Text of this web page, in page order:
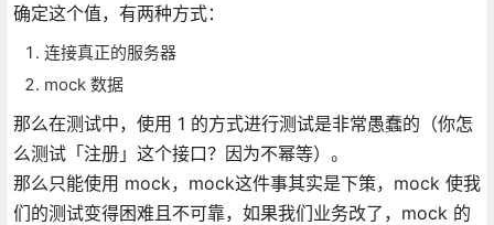
确定这个值，有两种方式：
连接真正的服务器
mock 数据
那么在测试中，使用 1 的方式进行测试是非常愚蠢的（你怎
么测试「注册」这个接口？因为不幂等）。
那么只能使用 mock，mock这件事其实是下策，mock 使我
们的测试变得困难且不可靠，如果我们业务改了，mock 的